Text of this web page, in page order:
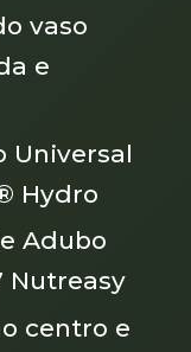
vaso
e
Universal
Hydro
Adubo
Nutreasy
centro e